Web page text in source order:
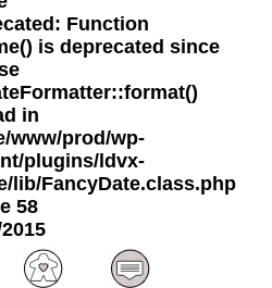
: Function
is deprecated since
in
www/prod/wp-
plugins/ldvx-
lib/FancyDate.class.php
58